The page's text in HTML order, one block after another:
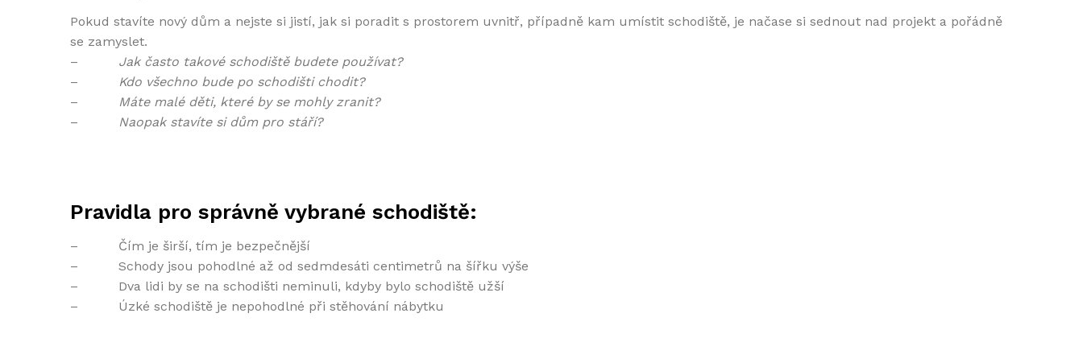
Pokud stavíte nový dům a nejste si jistí, jak si poradit s prostorem uvnitř, případně kam umístit schodiště, je načase si sednout nad projekt a pořádně
se zamyslet.
– Jak často takové schodiště budete používat?
–
Kdo všechno bude po schodišti chodit?
–
Máte malé děti, které by se mohly zranit?
–
Naopak stavíte si dům pro stáří?
Pravidla pro správně vybrané schodiště:
– Čím je širší, tím je bezpečnější
– Schody jsou pohodlné až od sedmdesáti centimetrů na šířku výše
– Dva lidi by se na schodišti neminuli, kdyby bylo schodiště užší
– Úzké schodiště je nepohodlné při stěhování nábytku